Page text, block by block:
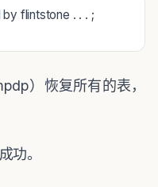
flintstone . . . ;
）恢复所有的表，
功。